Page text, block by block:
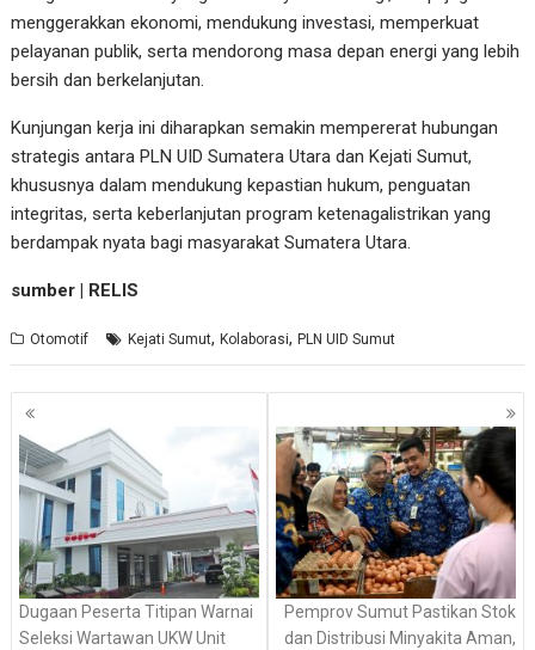
menggerakkan ekonomi, mendukung investasi, memperkuat
pelayanan publik, serta mendorong masa depan energi yang lebih
bersih dan berkelanjutan.
Kunjungan kerja ini diharapkan semakin mempererat hubungan
strategis antara PLN UID Sumatera Utara dan Kejati Sumut,
khususnya dalam mendukung kepastian hukum, penguatan
integritas, serta keberlanjutan program ketenagalistrikan yang
berdampak nyata bagi masyarakat Sumatera Utara.
sumber | RELIS
Otomotif Kejati Sumut,Kolaborasi,PLN UID Sumut
Navigasi
pos
Dugaan Peserta Titipan Warnai
Seleksi Wartawan UKW Unit
Pemprov Sumut Pastikan Stok
dan Distribusi Minyakita Aman,